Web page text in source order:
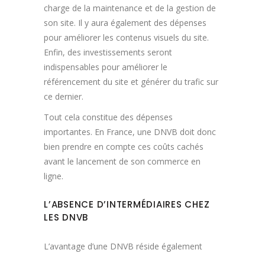
charge de la maintenance et de la gestion de
son site. Il y aura également des dépenses
pour améliorer les contenus visuels du site.
Enfin, des investissements seront
indispensables pour améliorer le
référencement du site et générer du trafic sur
ce dernier.
Tout cela constitue des dépenses
importantes. En France, une DNVB doit donc
bien prendre en compte ces coûts cachés
avant le lancement de son commerce en
ligne.
L’ABSENCE D’INTERMÉDIAIRES CHEZ
LES DNVB
L’avantage d’une DNVB réside également